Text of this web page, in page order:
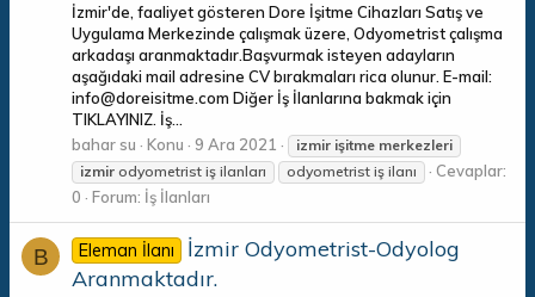
İzmir'de, faaliyet gösteren Dore İşitme Cihazları Satış ve
Uygulama Merkezinde çalışmak üzere, Odyometrist çalışma
arkadaşı aranmaktadır.Başvurmak isteyen adayların
aşağıdaki mail adresine CV bırakmaları rica olunur. E-mail:
info@doreisitme.com Diğer İş İlanlarına bakmak için
TIKLAYINIZ. İş...
bahar su
Konu 9 Ara 2021 izmir işitme merkezleri
izmir odyometrist iş ilanları odyometrist iş ilanı
Cevaplar:
0
Forum: İş İlanları
B Eleman İlanı
İzmir Odyometrist-Odyolog
Aranmaktadır.